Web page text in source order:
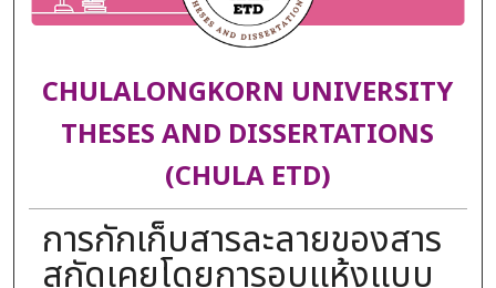
CHULALONGKORN UNIVERSITY
THESES AND DISSERTATIONS
(CHULA ETD)
การกักเก็บสารละลายของสาร
สกัดเคยโดยการอบแห้งแบบ